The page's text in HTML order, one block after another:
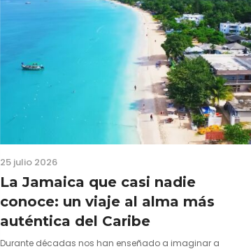
25 julio 2026
La Jamaica que casi nadie
conoce: un viaje al alma más
auténtica del Caribe
Durante décadas nos han enseñado a imaginar a